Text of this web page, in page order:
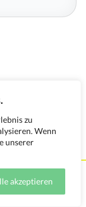
zu
Wenn
unserer
akzeptieren